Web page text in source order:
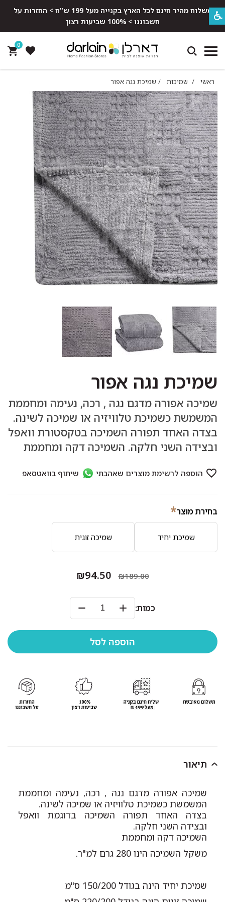
משלוח מהיר חינם לכל הארץ בקנייה מעל 199 ש"ח > החזרות על
חשבוננו > 100% שביעות רצון
0
ראשי / שמיכות / שמיכת נגה אפור
שמיכת נגה אפור
שמיכה אפורה מדגם נגה , רכה, נעימה ומחממת
המשמשת כשמיכת טלוויזיה או שמיכה לשינה.
בצדה האחד תפורה השמיכה בטקסטורת וואפל
ובצידה השני חלקה. השמיכה דקה ומחממת
בחירת מוצר*
שמיכת יחיד שמיכה זוגית
₪189.00
₪94.50
כמות:
תיאור
שמיכה אפורה מדגם נגה , רכה, נעימה ומחממת
המשמשת כשמיכת טלוויזיה או שמיכה לשינה.
בצדה האחד תפורה השמיכה בדוגמת וואפל
ובצידה השני חלקה.
השמיכה דקה ומחממת
משקל השמיכה הינו 280 גרם למ"ר.
שמיכת יחיד הינה בגודל 150/200 ס"מ